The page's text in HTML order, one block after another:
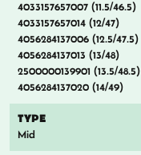
4033157657007 (11.5/46.5)
4033157657014 (12/47)
4056284137006 (12.5/47.5)
4056284137013 (13/48)
2500000139901 (13.5/48.5)
4056284137020 (14/49)
TYPE
Mid